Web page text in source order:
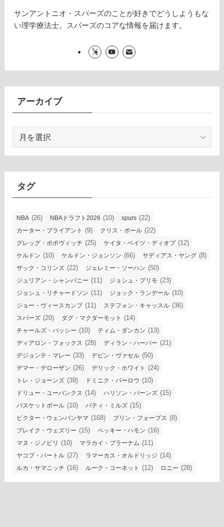
サンアントニオ・スパーズのことが好きでどうしようもな
い理学療法士。スパーズのコアな情報を届けます。
アーカイブ
カ
イ
タグ
NBA (26) NBAドラフト2026 (10) spurs (22)
カーター・ブライアント (9) クリス・ポール (22)
グレッグ・ポポヴィッチ (25) ケイタ・ベイツ・ディオプ(12)
ケルドン (10) ケルドン・ジョンソン (66) サディアス・ヤング (8)
ザック・コリンズ (22) ジェレミー・ソーハン (50)
ジュリアン・シャンパニー (11) ジョシュ・プリモ (23)
ジョシュ・リチャードソン (11) ジョック・ランデール (10)
ジョー・ヴィースカンプ(11) ステフォン・キャッスル (36)
スパーズ (20) ダグ・マクダーモット (14)
チャールズ・バッシー (10) ティム・ダンカン (13)
ディアロン・フォックス (28) ディラン・ハーパー (21)
デジョンテ・マレー (33) デビン・ヴァセル (50)
デマー・デローザン (26) デリック・ホワイト (24)
トレ・ジョーンズ (39) ドミニク・バーロウ (10)
ドリュー・ユーバンクス (14) ハリソン・バーンズ (15)
バスケットボール (10) パティ・ミルズ (15)
ビクター・ウェンバンヤマ (168) ブリン・フォーブス (8)
ブレイク・ウェズリー (15) ベッキー・ハモン (16)
マヌ・ジノビリ (10) マラカイ・ブラーナム (11)
ヤコブ・パートル (27) ラマーカス・オルドリッジ (14)
ルカ・サマニッチ (16) ルーク・コーネット (12) ロニー (28)